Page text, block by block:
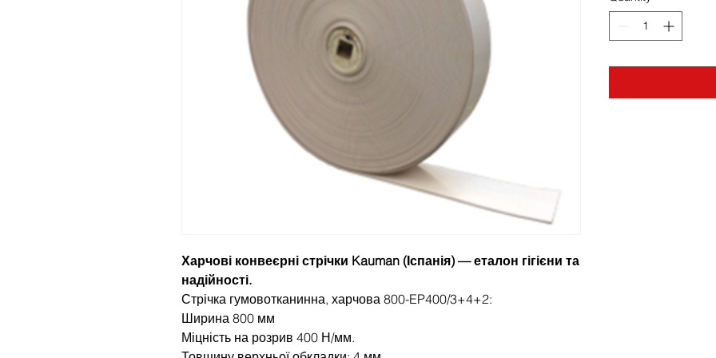
Харчові конвеєрні стрічки Kauman (Іспанія) — еталон гігієни та
надійності.
Стрічка гумовотканинна, харчова 800-EP400/3+4+2:
Ширина 800 мм
Міцність на розрив 400 Н/мм.